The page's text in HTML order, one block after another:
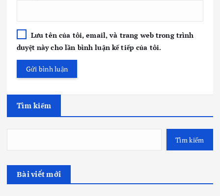
Lưu tên của tôi, email, và trang web trong trình
duyệt này cho lần bình luận kế tiếp của tôi.
Tìm kiếm
Tìm kiếm
Bài viết mới